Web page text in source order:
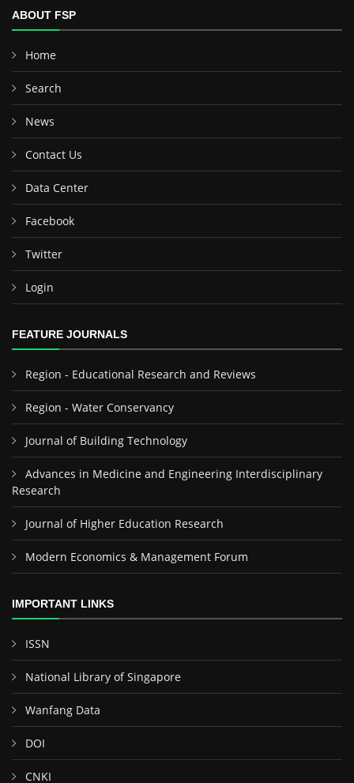
ABOUT FSP
Home
Search
News
Contact Us
Data Center
Facebook
Twitter
Login
FEATURE JOURNALS
Region - Educational Research and Reviews
Region - Water Conservancy
Journal of Building Technology
Advances in Medicine and Engineering Interdisciplinary
Research
Journal of Higher Education Research
Modern Economics & Management Forum
IMPORTANT LINKS
ISSN
National Library of Singapore
Wanfang Data
DOI
CNKI